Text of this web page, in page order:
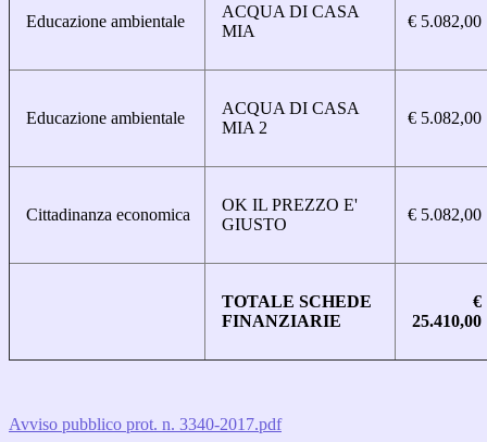
Educazione ambientale
ACQUA DI CASA
MIA
€ 5.082,00
Educazione ambientale
ACQUA DI CASA
MIA 2
€ 5.082,00
Cittadinanza economica
OK IL PREZZO E'
GIUSTO
€ 5.082,00
TOTALE SCHEDE
FINANZIARIE
€
25.410,00
Avviso pubblico prot. n. 3340-2017.pdf